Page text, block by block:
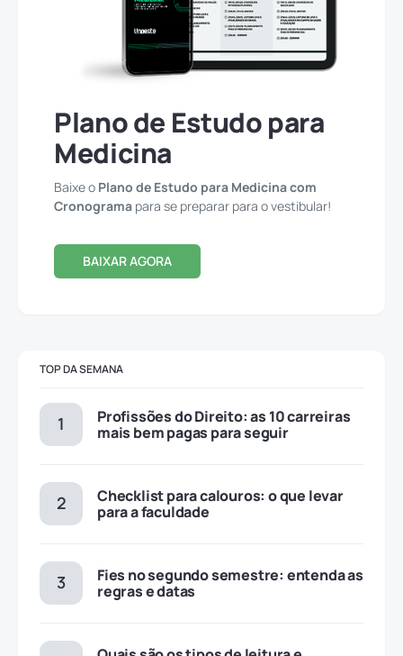
Plano de Estudo para
Medicina
Baixe o Plano de Estudo para Medicina com
Cronograma para se preparar para o vestibular!
BAIXAR AGORA
TOP DA SEMANA
Profissões do Direito: as 10 carreiras
mais bem pagas para seguir
Checklist para calouros: o que levar
para a faculdade
Fies no segundo semestre: entenda as
regras e datas